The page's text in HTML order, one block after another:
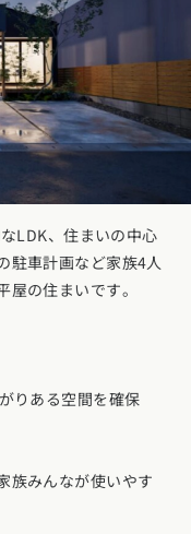
LDK、住まいの中心
駐車計画など家族4人
の住まいです。
りある空間を確保
族みんなが使いやす